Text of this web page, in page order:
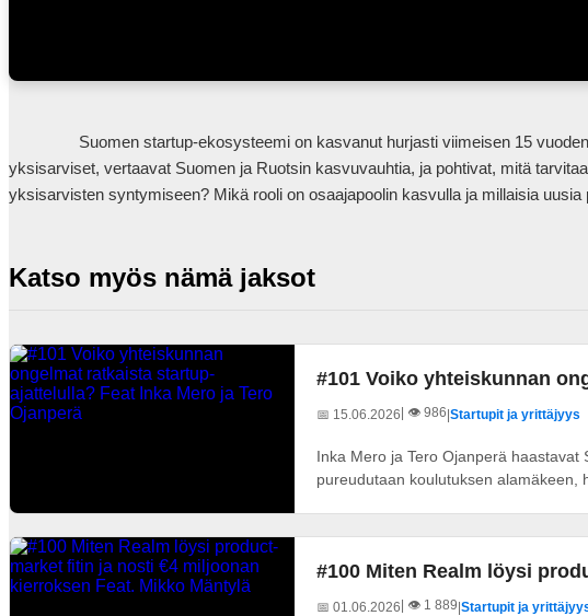
yksisarviset, vertaavat Suomen ja Ruotsin kasvuvauhtia, ja pohtivat, mitä
Katso myös nämä jaksot
#101 Voiko yhteiskunnan
📅 15.06.2026 | 👁️ 986|Startupit ja yrittäjyys
Inka Mero ja Tero Ojanperä
pureudutaan koulutuksen alamäkeen,
#100 Miten Realm löysi
📅 01.06.2026 | 👁️ 1 889|Startupit ja